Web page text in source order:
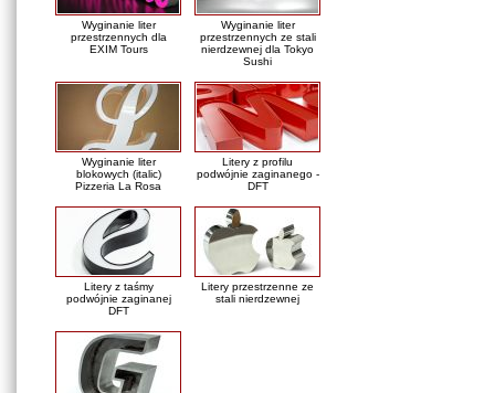
Wyginanie liter
przestrzennych dla
EXIM Tours
Wyginanie liter
przestrzennych ze stali
nierdzewnej dla Tokyo
Sushi
Wyginanie liter
blokowych (italic)
Pizzeria La Rosa
Litery z profilu
podwójnie zaginanego -
DFT
Litery z taśmy
podwójnie zaginanej
DFT
Litery przestrzenne ze
stali nierdzewnej